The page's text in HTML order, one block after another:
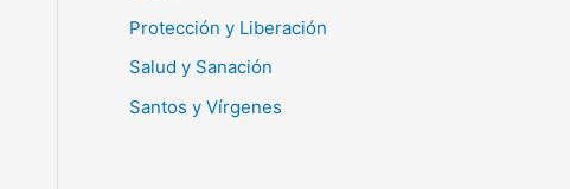
Protección y Liberación
Salud y Sanación
Santos y Vírgenes